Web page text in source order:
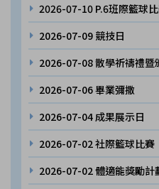
2026-07-10 P.6班際籃球
2026-07-09 競技日
2026-07-08散學祈禱禮暨
2026-07-06畢業彌撒
2026-07-04 成果展示日
2026-07-02社際籃球比賽
2026-07-02體適能獎勵計